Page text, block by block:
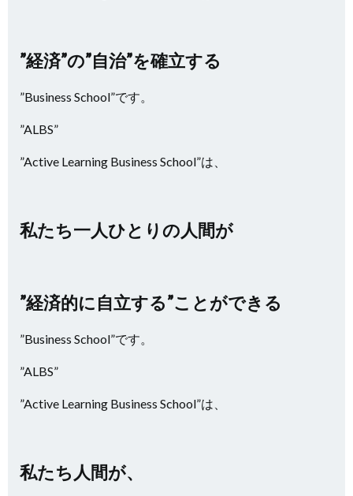
”経済”の”自治”を確立する
”Business School”です。
”ALBS”
”Active Learning Business School”は、
私たち一人ひとりの人間が
”経済的に自立する”ことができる
”Business School”です。
”ALBS”
”Active Learning Business School”は、
私たち人間が、